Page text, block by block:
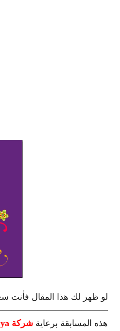
لو ظهر لك هذا المقال فأنت
هذه المسابقة برعاية شركة Sedir Emlak Alanya